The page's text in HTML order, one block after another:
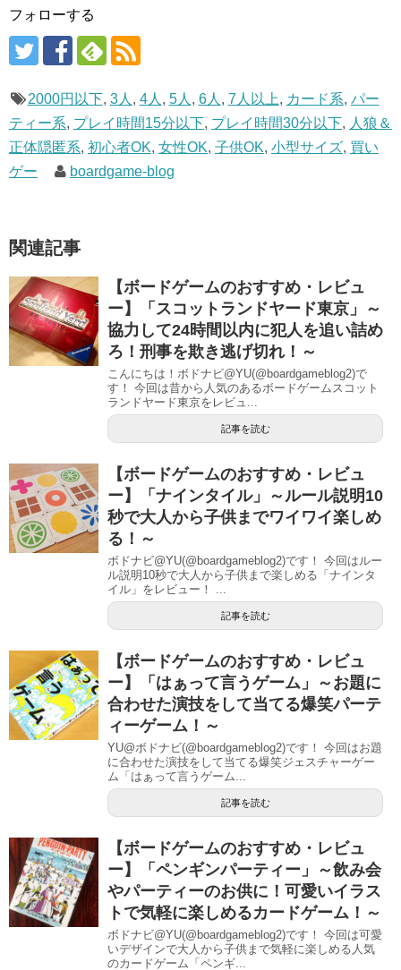
フォローする
2000円以下, 3人 , 4人 , 5人 , 6人 , 7人以上, カード系, パー
ティー系, プレイ時間15分以下, プレイ時間30分以下, 人狼＆
正体隠匿系, 初心者OK, 女性OK, 子供OK, 小型サイズ, 買い
ゲー
boardgame-blog
関連記事
【ボードゲームのおすすめ・レビュ
ー】「スコットランドヤード東京」～
協力して24時間以内に犯人を追い詰め
ろ！刑事を欺き逃げ切れ！～
こんにちは！ボドナビ@YU(@boardgameblog2)で
す！ 今回は昔から人気のあるボードゲームスコット
ランドヤード東京をレビュ...
記事を読む
【ボードゲームのおすすめ・レビュ
ー】「ナインタイル」～ルール説明10
秒で大人から子供までワイワイ楽しめ
る！～
ボドナビ@YU(@boardgameblog2)です！ 今回はルー
ル説明10秒で大人から子供まで楽しめる「ナインタ
イル」をレビュー！ ...
記事を読む
【ボードゲームのおすすめ・レビュ
ー】「はぁって言うゲーム」～お題に
合わせた演技をして当てる爆笑パーテ
ィーゲーム！～
YU@ボドナビ(@boardgameblog2)です！ 今回はお題
に合わせた演技をして当てる爆笑ジェスチャーゲー
ム「はぁって言うゲーム...
記事を読む
【ボードゲームのおすすめ・レビュ
ー】「ペンギンパーティー」～飲み会
やパーティーのお供に！可愛いイラス
トで気軽に楽しめるカードゲーム！～
ボドナビ@YU(@boardgameblog2)です！ 今回は可愛
いデザインで大人から子供まで気軽に楽しめる人気
のカードゲーム「ペンギ...